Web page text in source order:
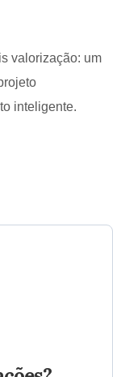
valorização: um
inteligente.